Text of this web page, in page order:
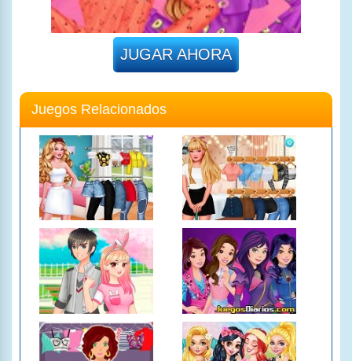
JUGAR AHORA
Juegos Relacionados